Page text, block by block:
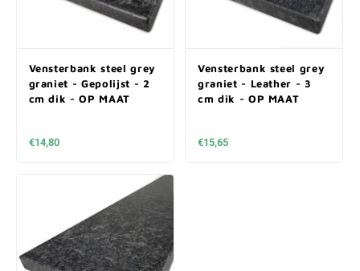
Vensterbank steel grey
graniet - Gepolijst - 2
cm dik - OP MAAT
€14,80
Vensterbank steel grey
graniet - Leather - 3
cm dik - OP MAAT
€15,65